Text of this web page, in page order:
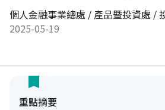
個人金融事業總處 / 產品暨投資處 /
2025-05-19
重點摘要